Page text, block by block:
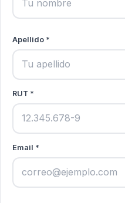
Apellido *
RUT *
Email *